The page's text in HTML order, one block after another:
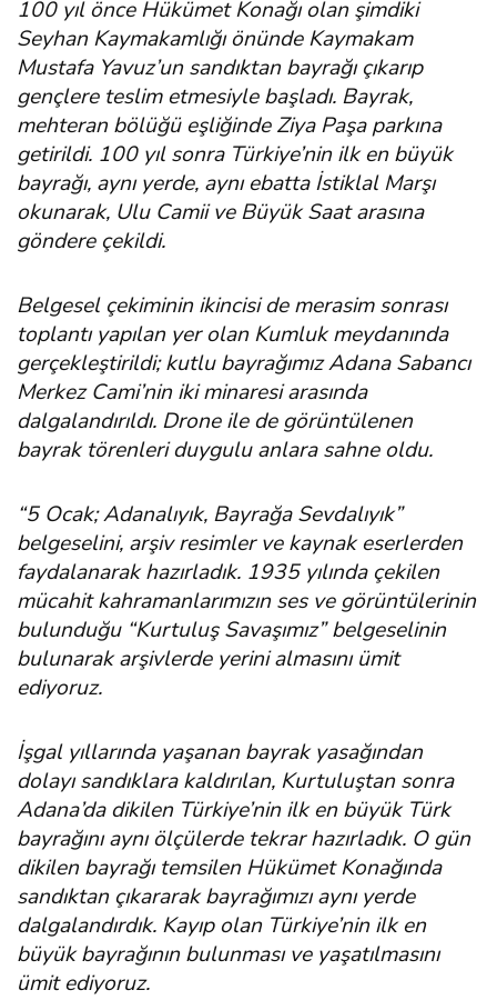
100 yıl önce Hükümet Konağı olan şimdiki
Seyhan Kaymakamlığı önünde Kaymakam
Mustafa Yavuz’un sandıktan bayrağı çıkarıp
gençlere teslim etmesiyle başladı. Bayrak,
mehteran bölüğü eşliğinde Ziya Paşa parkına
getirildi. 100 yıl sonra Türkiye’nin ilk en büyük
bayrağı, aynı yerde, aynı ebatta İstiklal Marşı
okunarak, Ulu Camii ve Büyük Saat arasına
göndere çekildi.
Belgesel çekiminin ikincisi de merasim sonrası
toplantı yapılan yer olan Kumluk meydanında
gerçekleştirildi; kutlu bayrağımız Adana Sabancı
Merkez Cami’nin iki minaresi arasında
dalgalandırıldı. Drone ile de görüntülenen
bayrak törenleri duygulu anlara sahne oldu.
“5 Ocak; Adanalıyık, Bayrağa Sevdalıyık”
belgeselini, arşiv resimler ve kaynak eserlerden
faydalanarak hazırladık. 1935 yılında çekilen
mücahit kahramanlarımızın ses ve görüntülerinin
bulunduğu “Kurtuluş Savaşımız” belgeselinin
bulunarak arşivlerde yerini almasını ümit
ediyoruz.
İşgal yıllarında yaşanan bayrak yasağından
dolayı sandıklara kaldırılan, Kurtuluştan sonra
Adana’da dikilen Türkiye’nin ilk en büyük Türk
bayrağını aynı ölçülerde tekrar hazırladık. O gün
dikilen bayrağı temsilen Hükümet Konağında
sandıktan çıkararak bayrağımızı aynı yerde
dalgalandırdık. Kayıp olan Türkiye’nin ilk en
büyük bayrağının bulunması ve yaşatılmasını
ümit ediyoruz.